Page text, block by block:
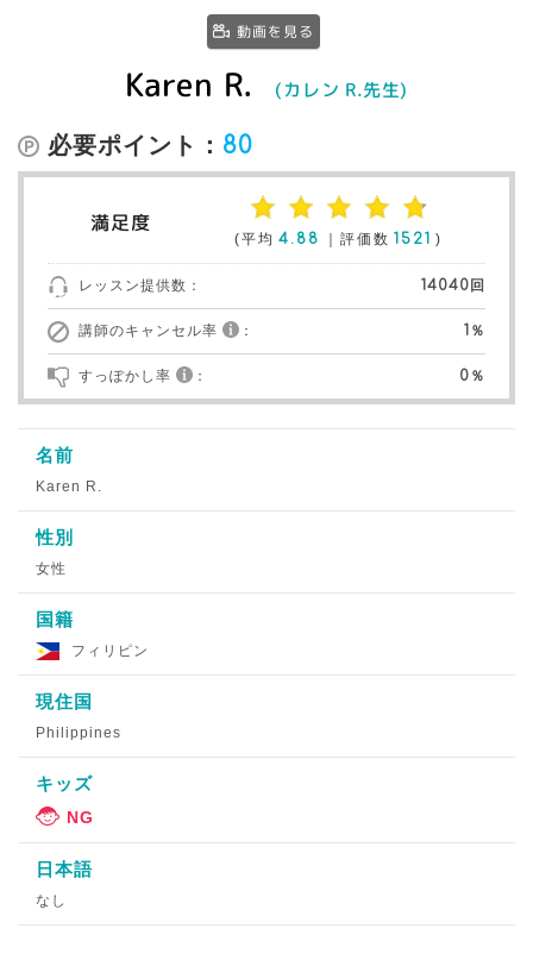
動画を見る
Karen R. (カレン R.先生)
必要ポイント： 80
満足度
(平均 4.88 ｜評価数 1521 )
レッスン提供数： 14040回
講師のキャンセル率 ： 1％
すっぽかし率 ： 0％
名前
Karen R.
性別
女性
国籍
フィリピン
現住国
Philippines
キッズ
日本語
なし